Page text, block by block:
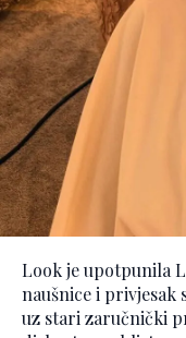
Look je upotpunila
naušnice i privjesak
uz stari zaručnički